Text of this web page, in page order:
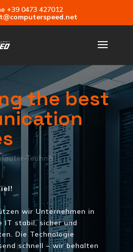
+39 0473 427012
the best
wir Unternehmen in
IT stabil, sicher und
Die Technologie
schnell – wir behalten